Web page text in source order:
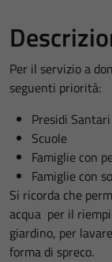
Per il servizio a
seguenti priorità:
Presidi Santari
Scuole
Famiglie con
Famiglie con
Si ricorda che
acqua per il
giardino, per
forma di spreco.